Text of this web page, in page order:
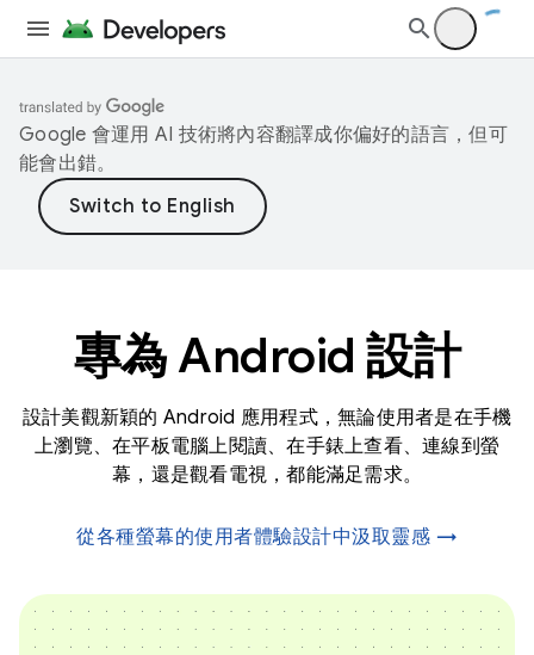
Google 會運用 AI 技術將內容翻譯成你偏好的語言，但可
能會出錯。
專為 Android 設計
設計美觀新穎的 Android 應用程式，無論使用者是在手機
上瀏覽、在平板電腦上閱讀、在手錶上查看、連線到螢
幕，還是觀看電視，都能滿足需求。
從各種螢幕的使用者體驗設計中汲取靈感 →